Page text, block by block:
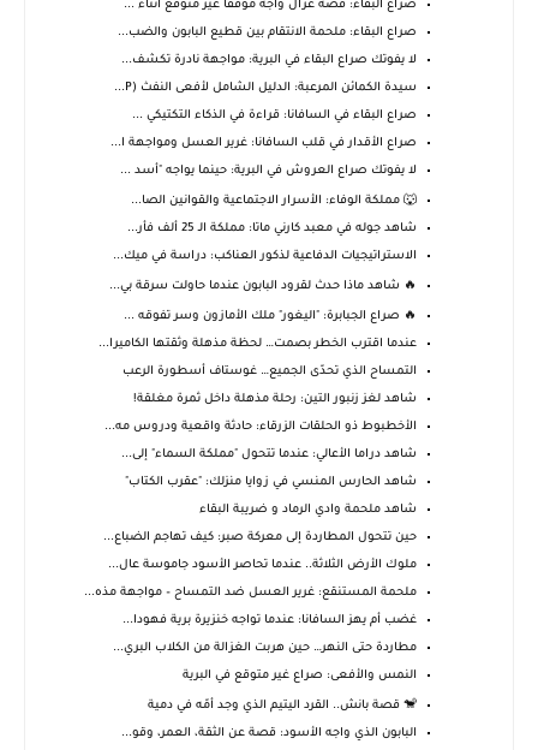
صراع البقاء: قصة غزال واجه موقفًا غير متوقع أثناء ...
صراع البقاء: ملحمة الانتقام بين قطيع البابون والضب...
لا يفوتك صراع البقاء في البرية: مواجهة نادرة تكشف...
سيدة الكمائن المرعبة: الدليل الشامل لأفعى النفث (P...
صراع البقاء في السافانا: قراءة في الذكاء التكتيكي ...
صراع الأقدار في قلب السافانا: غرير العسل ومواجهة ا...
لا يفوتك صراع العروش في البرية: حينما يواجه "أسد ...
🐺 مملكة الوفاء: الأسرار الاجتماعية والقوانين الصا...
شاهد جوله في معبد كارني ماتا: مملكة الـ 25 ألف فأر...
الاستراتيجيات الدفاعية لذكور العناكب: دراسة في ميك...
🔥 شاهد ماذا حدث لقرود البابون عندما حاولت سرقة بي...
🔥 صراع الجبابرة: "اليغور" ملك الأمازون وسر تفوقه ...
عندما اقترب الخطر بصمت… لحظة مذهلة وثقتها الكاميرا...
التمساح الذي تحدّى الجميع… غوستاف أسطورة الرعب
شاهد لغز زنبور التين: رحلة مذهلة داخل ثمرة مغلقة!
الأخطبوط ذو الحلقات الزرقاء: حادثة واقعية ودروس مه...
شاهد دراما الأعالي: عندما تتحول "مملكة السماء" إلى...
شاهد الحارس المنسي في زوايا منزلك: "عقرب الكتاب"
شاهد ملحمة وادي الرماد و ضريبة البقاء
حين تتحول المطاردة إلى معركة صبر: كيف تهاجم الضباع...
ملوك الأرض الثلاثة.. عندما تحاصر الأسود جاموسة عال...
ملحمة المستنقع: غرير العسل ضد التمساح – مواجهة مذه...
غضب أم يهز السافانا: عندما تواجه خنزيرة برية فهودا...
مطاردة حتى النهر… حين هربت الغزالة من الكلاب البري...
النمس والأفعى: صراع غير متوقع في البرية
🐒 قصة بانش.. القرد اليتيم الذي وجد أمّه في دمية
البابون الذي واجه الأسود: قصة عن الثقة، العمر، وقو...